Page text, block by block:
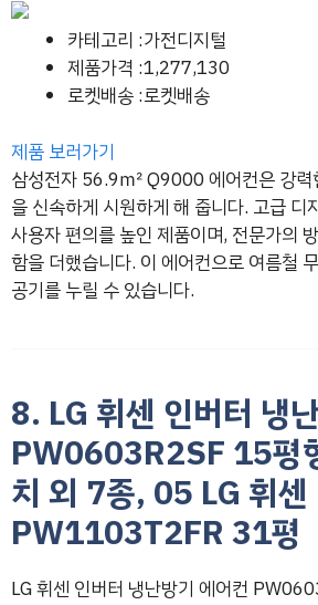
카테고리 :가전디지털
제품가격 :1,277,130
로켓배송 :로켓배송
제품 보러가기
삼성전자 56.9㎡ Q9000 에어컨은 강력
을 신속하게 시원하게 해 줍니다. 고급 디
사용자 편의를 높인 제품이며, 전문가의
함을 더했습니다. 이 에어컨으로 여름철
공기를 누릴 수 있습니다.
8. LG 휘센 인버터 냉
PW0603R2SF 15평
치 외 7종, 05 LG 휘센
PW1103T2FR 31평
LG 휘센 인버터 냉난방기 에어컨